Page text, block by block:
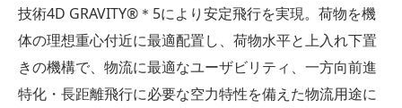
技術4D GRAVITY®＊5により安定飛行を実現。荷物を機
体の理想重心付近に最適配置し、荷物水平と上入れ下置
きの機構で、物流に最適なユーザビリティ、一方向前進
特化・長距離飛行に必要な空力特性を備えた物流用途に